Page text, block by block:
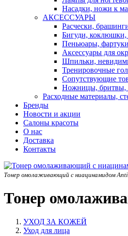
Насадки, ножи к
АКСЕССУАРЫ
Расчески,
Бигуди,
Пеньюары,
Аксессуары для
Шпильки,
Тренировочные
Сопутствующие
Ножницы, бритвы,
Расходные материалы,
Бренды
Новости и акции
Салоны красоты
О нас
Доставка
Контакты
Тонер омолаживающий с ниацинамидом
Тонер
УХОД ЗА КОЖЕЙ
Уход для лица